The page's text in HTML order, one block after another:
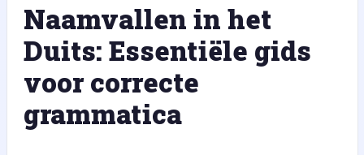
Naamvallen in het
Duits: Essentiële gids
voor correcte
grammatica